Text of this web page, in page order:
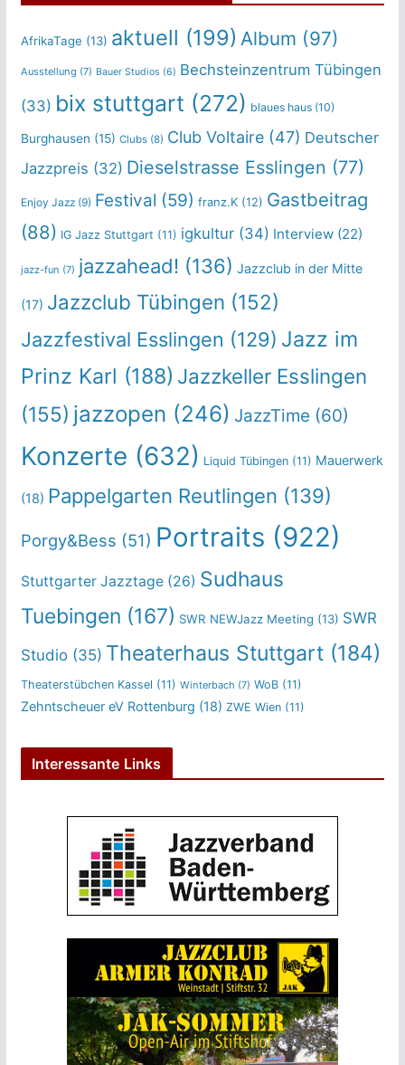
AfrikaTage (13) aktuell (199) Album (97)
Ausstellung (7) Bauer Studios (6) Bechsteinzentrum Tübingen
(33) bix stuttgart (272) blaues haus(10)
Burghausen (15) Clubs(8) Club Voltaire(47) Deutscher
Jazzpreis (32) Dieselstrasse Esslingen (77)
Enjoy Jazz(9) Festival (59) franz.K(12) Gastbeitrag
(88) IG Jazz Stuttgart (11) igkultur(34) Interview(22)
jazz-fun (7) jazzahead! (136) Jazzclub in der Mitte
(17) Jazzclub Tübingen (152)
Jazzfestival Esslingen (129) Jazz im
Prinz Karl (188) Jazzkeller Esslingen
(155) jazzopen (246) JazzTime (60)
Konzerte (632) Liquid Tübingen(11) Mauerwerk
(18) Pappelgarten Reutlingen (139)
Porgy&Bess (51) Portraits (922)
Stuttgarter Jazztage(26) Sudhaus
Tuebingen (167) SWR NEWJazz Meeting (13) SWR
Studio(35) Theaterhaus Stuttgart(184)
Theaterstübchen Kassel (11) Winterbach (7) WoB(11)
Zehntscheuer eV Rottenburg (18) ZWE Wien(11)
Interessante Links